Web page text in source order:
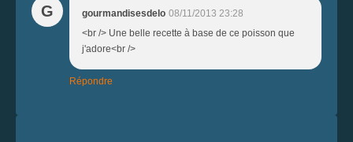
G gourmandisesdelo 08/11/2013 23:28
<br /> Une belle recette à base de ce poisson que
j'adore<br />
Répondre